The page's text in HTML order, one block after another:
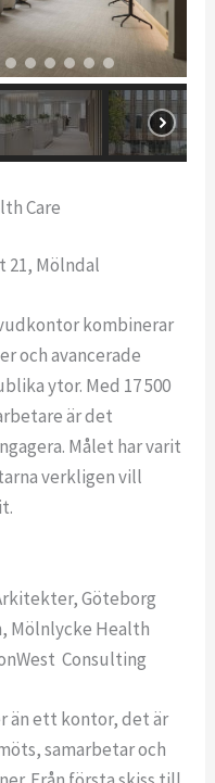
Care
21, Mölndal
kombinerar
och avancerade
ytor. Med 17 500
är det
Målet har varit
verkligen vill
Göteborg
Mölnlycke Health
Consulting
än ett kontor, det är
samarbetar och